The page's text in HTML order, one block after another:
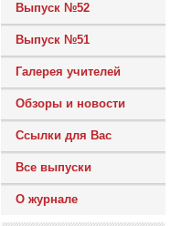
Выпуск №52
Выпуск №51
Галерея учителей
Обзоры и новости
Ссылки для Вас
Все выпуски
О журнале